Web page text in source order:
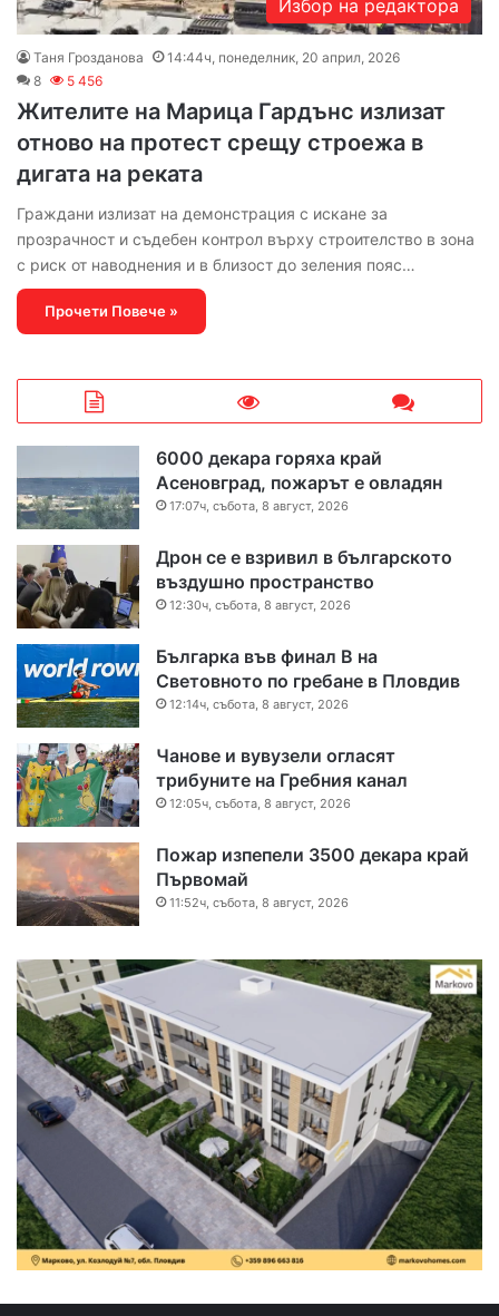
Избор на редактора
Таня Грозданова
14:44ч, понеделник, 20 април, 2026
8
5 456
Жителите на Марица Гардънс излизат
отново на протест срещу строежа в
дигата на реката
Граждани излизат на демонстрация с искане за
прозрачност и съдебен контрол върху строителство в зона
с риск от наводнения и в близост до зеления пояс…
Прочети Повече »
6000 декара горяха край
Асеновград, пожарът е овладян
17:07ч, събота, 8 август, 2026
Дрон се е взривил в българското
въздушно пространство
12:30ч, събота, 8 август, 2026
Българка във финал B на
Световното по гребане в Пловдив
12:14ч, събота, 8 август, 2026
Чанове и вувузели огласят
трибуните на Гребния канал
12:05ч, събота, 8 август, 2026
Пожар изпепели 3500 декара край
Първомай
11:52ч, събота, 8 август, 2026